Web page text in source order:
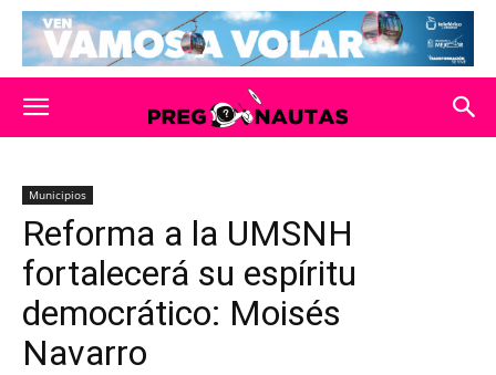
Municipios
Reforma a la UMSNH
fortalecerá su espíritu
democrático: Moisés
Navarro